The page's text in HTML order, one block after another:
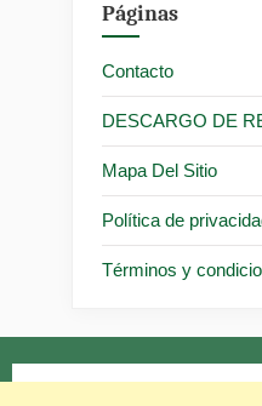
Páginas
Contacto
DESCARGO DE
Mapa Del Sitio
Política de
Términos y